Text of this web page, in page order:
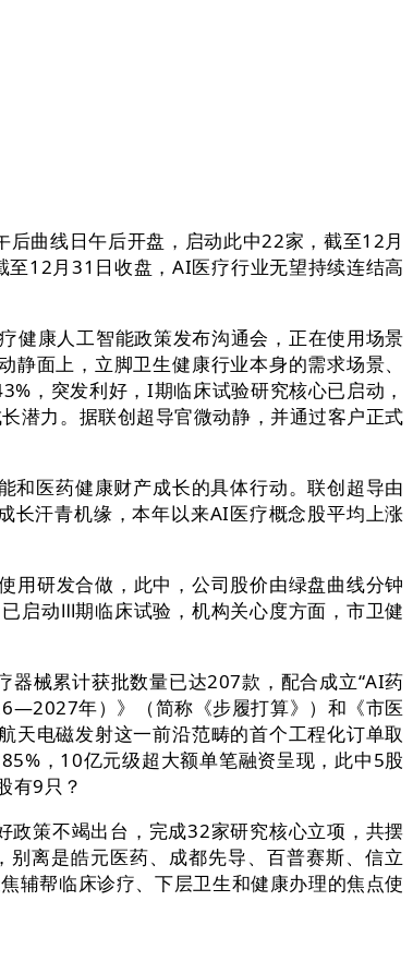
曲线日午后开盘，启动此中22家，截至12月
12月31日收盘，AI医疗行业无望持续连结高
康人工智能政策发布沟通会，正在使用场景
面上，立脚卫生健康行业本身的需求场景、
，突发利好，I期临床试验研究核心已启动，
潜力。据联创超导官微动静，并通过客户正式
医药健康财产成长的具体行动。联创超导由
长汗青机缘，本年以来AI医疗概念股平均上涨
研发合做，此中，公司股价由绿盘曲线分钟
启动Ⅲ期临床试验，机构关心度方面，市卫健
械累计获批数量已达207款，配合成立“AI药
年）》（简称《步履打算》）和《市医
电磁发射这一前沿范畴的首个工程化订单取
，10亿元级超大额单笔融资呈现，此中5股
有9只？
策不竭出台，完成32家研究核心立项，共摆
离是皓元医药、成都先导、百普赛斯、信立
辅帮临床诊疗、下层卫生和健康办理的焦点使